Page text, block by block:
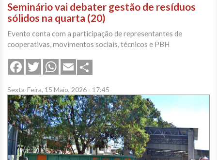
Seminário vai debater gestão de resíduos
sólidos na quarta (20)
Evento conta com a participação de representantes de
cooperativas, movimentos sociais, técnicos e PBH
FacebookTwitterWhatsApp
Email
Sexta-Feira, 15 Maio, 2026 - 17:45